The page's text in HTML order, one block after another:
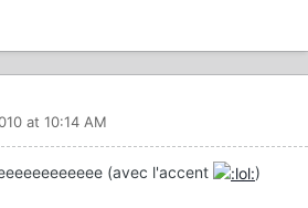
at 10:14 AM
(avec l'accent )